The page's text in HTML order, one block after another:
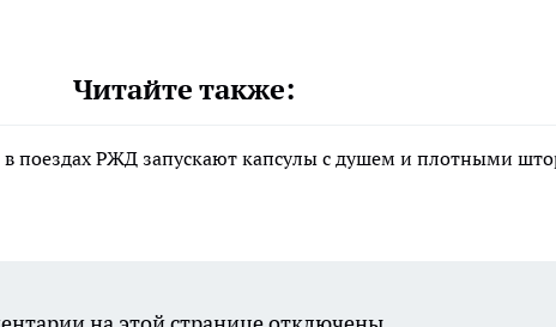
Читайте также:
в поездах РЖД запускают капсулы с душем и плотными